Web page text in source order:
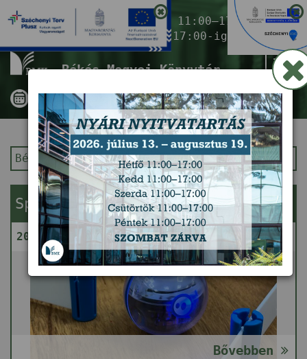
Nyitvatartás ma:
11:00–17:00
(Gyermekkönyvtár 17:00-ig)
Békés Megyei Könyvtár
Békés Megyei Könyvtár Kezdőlap
2026. augusztus 11. (kedd) 14:00 - 16:00
Bővebben